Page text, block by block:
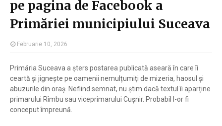
pe pagina de Facebook a
Primăriei municipiului Suceava
Februarie 10, 2026
Primăria Suceava a șters postarea publicată aseară în care îi
ceartă și jignește pe oamenii nemulțumiți de mizeria, haosul și
abuzurile din oraș. Nefiind semnat, nu știm dacă textul îi aparține
primarului Rîmbu sau viceprimarului Cușnir. Probabil l-or fi
conceput împreună.